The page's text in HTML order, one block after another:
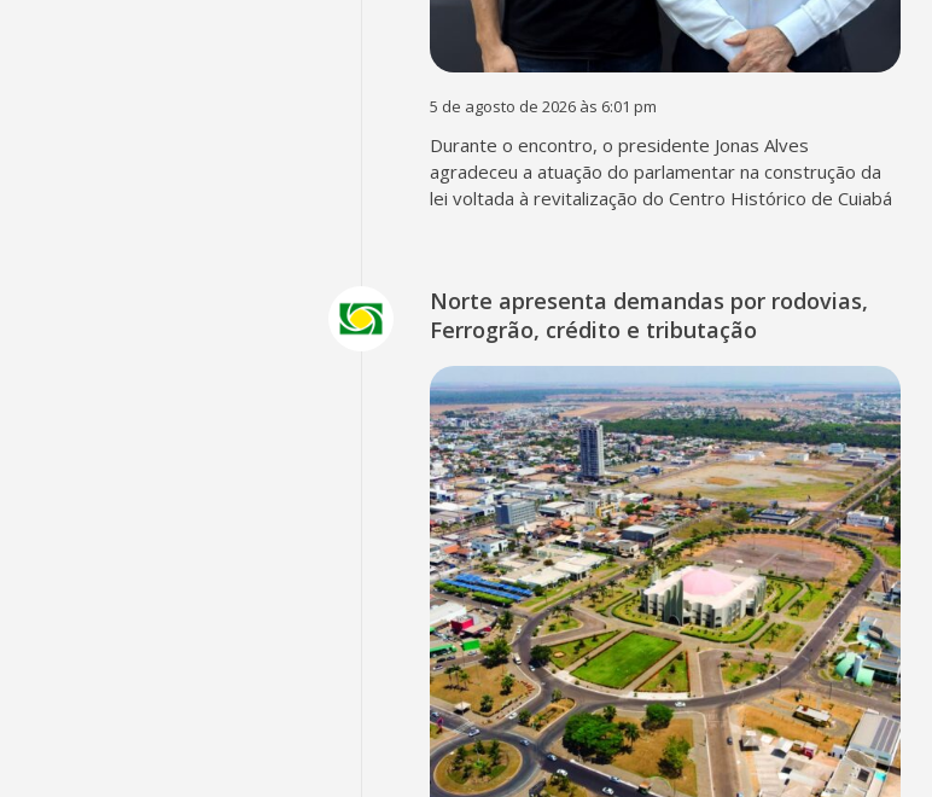
5 de agosto de 2026 às 6:01 pm
Durante o encontro, o presidente Jonas Alves
agradeceu a atuação do parlamentar na construção da
lei voltada à revitalização do Centro Histórico de Cuiabá
Norte apresenta demandas por rodovias,
Ferrogrão, crédito e tributação